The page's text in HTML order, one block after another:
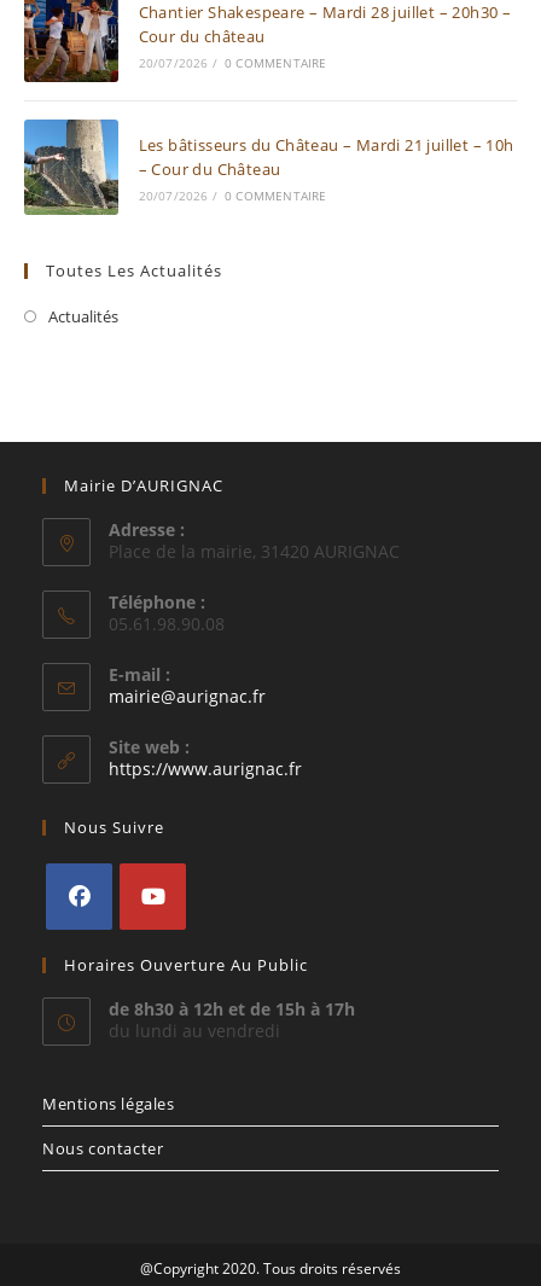
Chantier Shakespeare – Mardi 28 juillet – 20h30 –
Cour du château
20/07/2026 / 0 COMMENTAIRE
Les bâtisseurs du Château – Mardi 21 juillet – 10h
– Cour du Château
20/07/2026 / 0 COMMENTAIRE
Toutes Les Actualités
Actualités
Mairie D’AURIGNAC
Adresse :
Place de la mairie, 31420 AURIGNAC
Téléphone :
05.61.98.90.08
E-mail :
mairie@aurignac.frS’ouvre
application
Site web :
https://www.aurignac.fr
Nous Suivre
dans
un
nouvel
dans
un
nouvel
Horaires Ouverture Au Public
de 8h30 à 12h et de 15h à 17h
du lundi au vendredi
Mentions légales
Nous contacter
@Copyright 2020. Tous droits réservés